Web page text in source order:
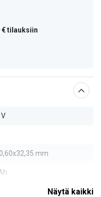
€ tilauksiin
mm
Näytä kaikki